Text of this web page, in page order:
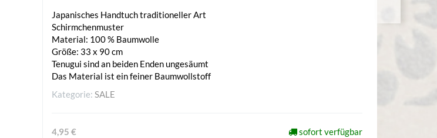
Japanisches Handtuch traditioneller Art
Schirmchenmuster
Material: 100 % Baumwolle
Größe: 33 x 90 cm
Tenugui sind an beiden Enden ungesäumt
Das Material ist ein feiner Baumwollstoff
Kategorie: SALE
4,95 €
sofort verfügbar